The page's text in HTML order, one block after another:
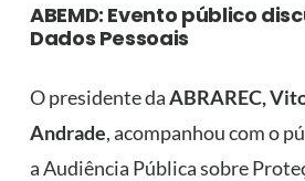
ABEMD: Evento público
Dados Pessoais
O presidente daABRAREC,
Andrade, acompanhou com o
a Audiência Pública sobre